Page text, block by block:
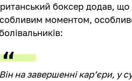
боксер додав,
моментом,
на завершенні кар’єри, у